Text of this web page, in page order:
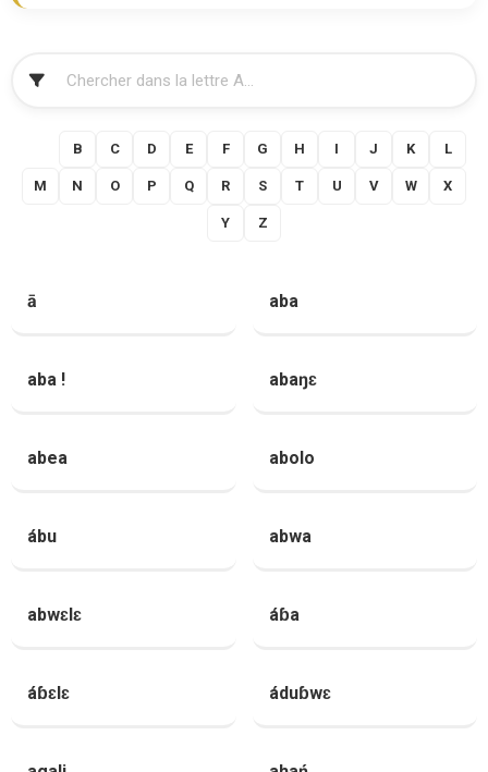
B C D E F G H I J K L
M N O P Q R S T U V W X
Y Z
ā aba
aba ! abaŋɛ
abea abolo
ábu abwa
abwɛlɛ áɓa
áɓɛlɛ áduɓwɛ